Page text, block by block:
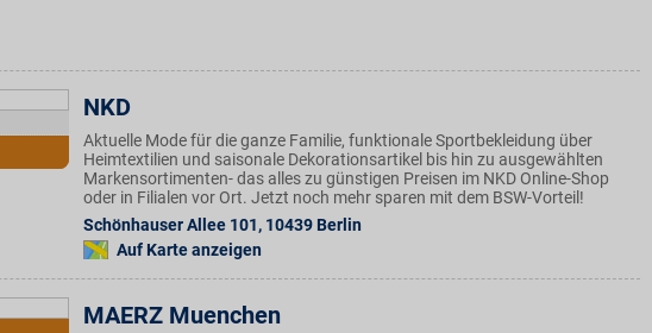
NKD
Aktuelle Mode für die ganze Familie, funktionale Sportbekleidung über
Heimtextilien und saisonale Dekorationsartikel bis hin zu ausgewählten
Markensortimenten- das alles zu günstigen Preisen im NKD Online-Shop
oder in Filialen vor Ort. Jetzt noch mehr sparen mit dem BSW-Vorteil!
Schönhauser Allee 101, 10439 Berlin
Auf Karte anzeigen
MAERZ Muenchen